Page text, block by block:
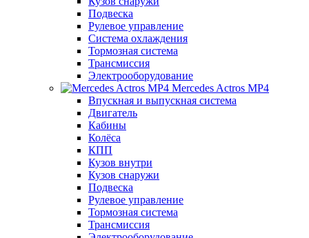
Подвеска
Рулевое управление
Система охлаждения
Тормозная система
Трансмиссия
Электрооборудование
Mercedes Actros MP4
Впускная и выпускная система
Двигатель
Кабины
Колёса
КПП
Кузов внутри
Кузов снаружи
Подвеска
Рулевое управление
Тормозная система
Трансмиссия